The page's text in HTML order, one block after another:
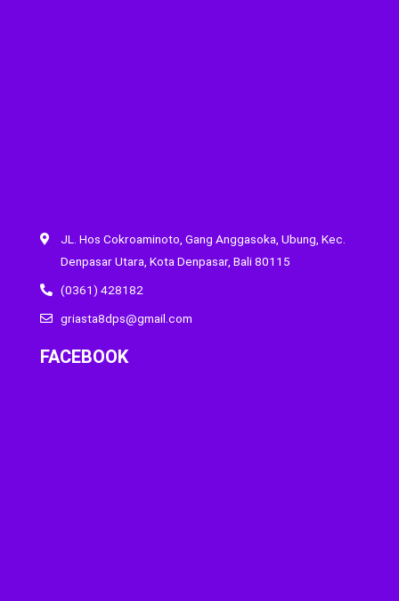
JL. Hos Cokroaminoto, Gang Anggasoka, Ubung, Kec.
Denpasar Utara, Kota Denpasar, Bali 80115
(0361) 428182
griasta8dps@gmail.com
FACEBOOK